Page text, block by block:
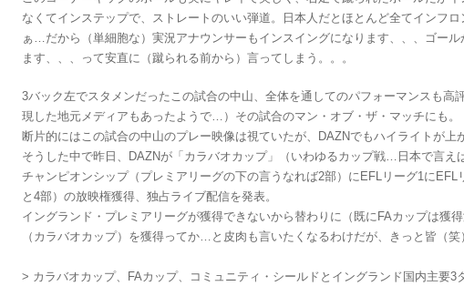
なくてインステップで、ストレートのいい弾道。日本人だとほとんど全てインフ
ぁ…だから（単細胞な）実況アナウンサーもインスイングになります、、、ゴール
ます、、、って安直に（蹴られる前から）言ってしまう。。。
3バック左でスタメンだったこの試合の中山、全体を通してのパフォーマンスも高
現した地元メディアもあったようで…）その試合のマン・オブ・ザ・マッチにも。
断片的にはこの試合の中山のプレー映像は視ていたが、DAZNでもハイライトが上
そうした中で昨日、DAZNが「カラバオカップ」（いわゆるカップ戦…日本で言え
チャンピオンシップ（プレミアリーグの下の言うなれば2部）にEFLリーグ1にEFL
と4部）の放映権獲得、独占ライブ配信を発表。
イングランド・プレミアリーグが獲得できないから替わりに（既にFAカップは獲
（カラバオカップ）を獲得ってか…と皮肉も言いたくなるわけだが、きっと皆（笑
> カラバオカップ、FAカップ、コミュニティ・シールドとイングランド国内主要3